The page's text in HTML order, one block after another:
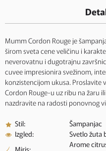
Mumm Cordon Rouge je
širom sveta cene veličinu i
neverovatnu i dugotrajnu
cuvee impresionira svežinom,
konzistencijom ukusa. Proslavite
Cordon Rouge-u uz ribu na žaru
nazdravite na radosti ponovnog
Stil:
Šampanjac
Izgled:
Svetlo žuta
Miris:
Arome